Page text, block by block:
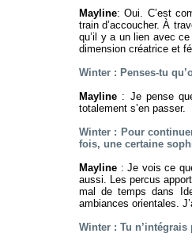
Mayline: Oui. C’est
train d’accoucher. À
qu’il y a un lien avec
dimension créatrice et
Winter : Penses-tu
Mayline : Je pense
totalement s’en passer.
Winter : Pour
fois, une certaine
Mayline : Je vois ce
aussi. Les percus
mal de temps dans
ambiances orientales.
Winter : Tu